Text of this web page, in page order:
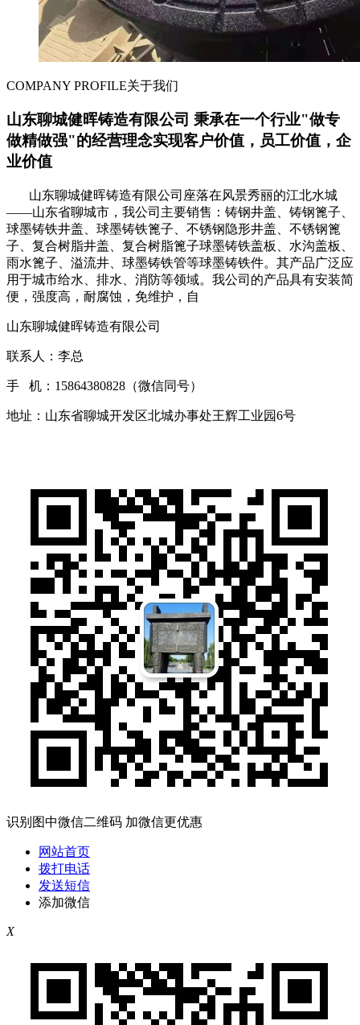
COMPANY PROFILE关于我们
山东聊城健晖铸造有限公司 秉承在一个行业"做专
做精做强"的经营理念实现客户价值，员工价值，企
业价值
山东聊城健晖铸造有限公司座落在风景秀丽的江北水城
——山东省聊城市，我公司主要销售：铸钢井盖、铸钢篦子、
球墨铸铁井盖、球墨铸铁篦子、不锈钢隐形井盖、不锈钢篦
子、复合树脂井盖、复合树脂篦子球墨铸铁盖板、水沟盖板、
雨水篦子、溢流井、球墨铸铁管等球墨铸铁件。其产品广泛应
用于城市给水、排水、消防等领域。我公司的产品具有安装简
便，强度高，耐腐蚀，免维护，自
山东聊城健晖铸造有限公司
联系人：李总
手 机：15864380828（微信同号）
地址：山东省聊城开发区北城办事处王辉工业园6号
识别图中微信二维码 加微信更优惠
网站首页
拨打电话
发送短信
添加微信
X